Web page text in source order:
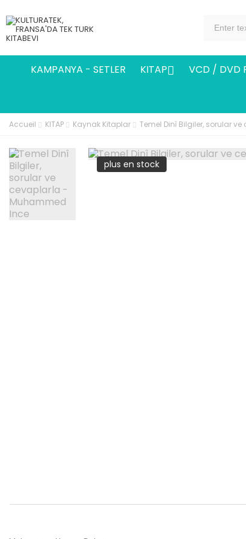
KAMPANYA - SETLER KITAP VCD / DVD
Accueil KITAP Kaynak Kitaplar Temel Dinî Bilgiler, sorular
plus en stock